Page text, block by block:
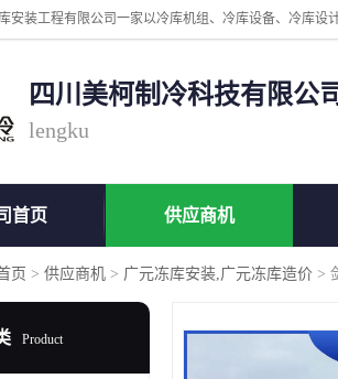
四川美柯制冷科技有限公
lengku
首页 供应商机
页 > 供应商机 > 广元冻库安装,广元冻库造价 >
Product